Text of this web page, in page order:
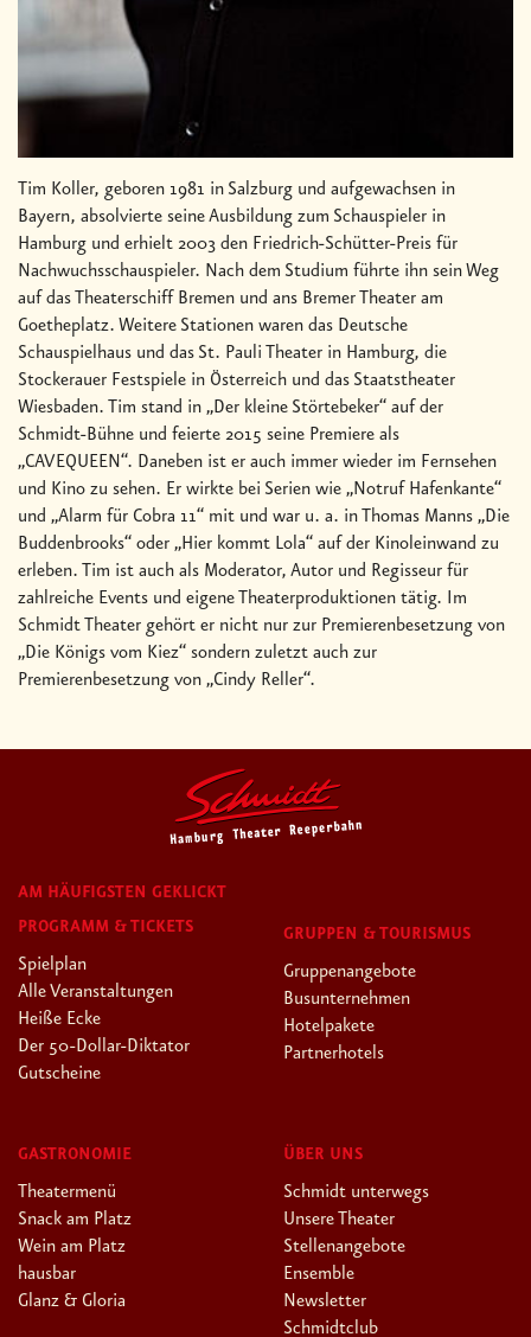
Tim Koller, geboren 1981 in Salzburg und aufgewachsen in
Bayern, absolvierte seine Ausbildung zum Schauspieler in
Hamburg und erhielt 2003 den Friedrich-Schütter-Preis für
Nachwuchsschauspieler. Nach dem Studium führte ihn sein Weg
auf das Theaterschiff Bremen und ans Bremer Theater am
Goetheplatz. Weitere Stationen waren das Deutsche
Schauspielhaus und das St. Pauli Theater in Hamburg, die
Stockerauer Festspiele in Österreich und das Staatstheater
Wiesbaden. Tim stand in „Der kleine Störtebeker“ auf der
Schmidt-Bühne und feierte 2015 seine Premiere als
„CAVEQUEEN“. Daneben ist er auch immer wieder im Fernsehen
und Kino zu sehen. Er wirkte bei Serien wie „Notruf Hafenkante“
und „Alarm für Cobra 11“ mit und war u. a. in Thomas Manns „Die
Buddenbrooks“ oder „Hier kommt Lola“ auf der Kinoleinwand zu
erleben. Tim ist auch als Moderator, Autor und Regisseur für
zahlreiche Events und eigene Theaterproduktionen tätig. Im
Schmidt Theater gehört er nicht nur zur Premierenbesetzung von
„Die Königs vom Kiez“ sondern zuletzt auch zur
Premierenbesetzung von „Cindy Reller“.
AM HÄUFIGSTEN GEKLICKT
PROGRAMM & TICKETS
Spielplan
Alle Veranstaltungen
Heiße Ecke
Der 50-Dollar-Diktator
Gutscheine
GRUPPEN & TOURISMUS
Gruppenangebote
Busunternehmen
Hotelpakete
Partnerhotels
GASTRONOMIE
Theatermenü
Snack am Platz
Wein am Platz
hausbar
Glanz & Gloria
ÜBER UNS
Schmidt unterwegs
Unsere Theater
Stellenangebote
Ensemble
Newsletter
Schmidtclub